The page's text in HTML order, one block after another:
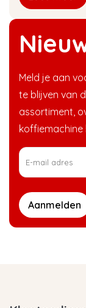
Meld je aan
te blijven van
assortiment,
koffiemachine
Aanmelden